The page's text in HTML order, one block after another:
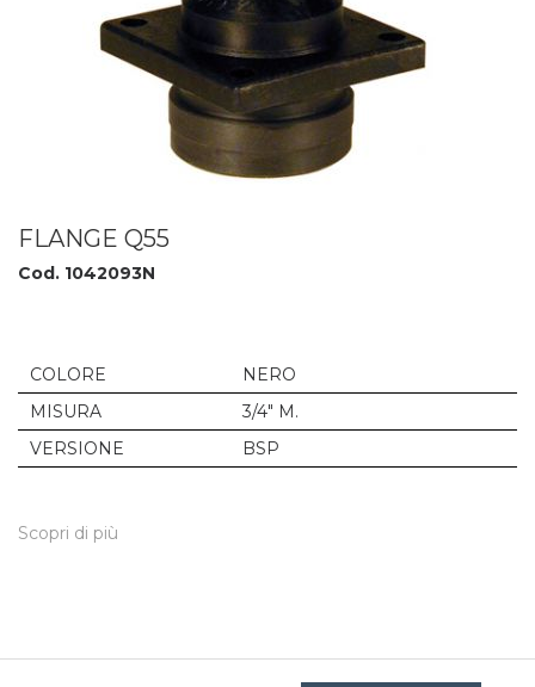
FLANGE Q55
Cod. 1042093N
COLORE
NERO
MISURA
3/4" M.
VERSIONE
BSP
Scopri di più